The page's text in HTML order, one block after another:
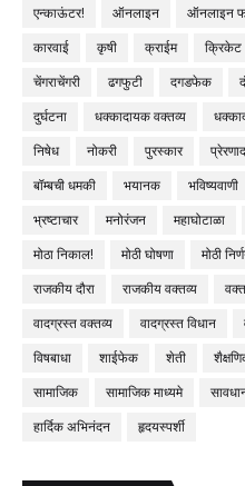
एन्काऊंटर!
ऑनलाइन ऑनलाइन
कारवाई
कृषी क्राईम क्रिकेट
चेंगराचेंगरी
ढगफुटी दगडफेक
दुर्घटना
धक्कादायक वक्तव्य
निषेध
नोकरी पुरस्कार
बॉम्बची धमकी
भयानक भविष्यवाणी
भ्रष्टाचार
मनोरंजन महाघोटाळा
मोठा निकाल!
मोठी घोषणा मोठी
राजकीय दौरा
राजकीय वक्तव्य
वादग्रस्त वक्तव्य
वादग्रस्त विधान
विषबाधा
शाईफेक शेती
सामाजिक
सामाजिक माध्यमे
हार्दिक अभिनंदन
हृदयस्पर्शी